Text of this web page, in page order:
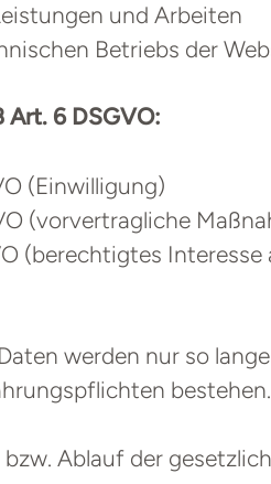
und Arbeiten
Betriebs der
Art. 6 DSGVO:
(Einwilligung)
(vorvertragliche
(berechtigtes
werden nur so
bestehen.
Ablauf der